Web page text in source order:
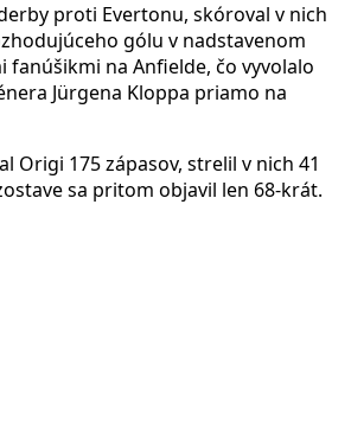
proti Evertonu, skóroval v nich
gólu v nadstavenom
fanúšikmi na Anfielde, čo vyvolalo
Jürgena Kloppa priamo na
Origi 175 zápasov, strelil v nich 41
sa pritom objavil len 68-krát.